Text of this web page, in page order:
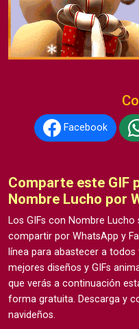
Facebook
Comparte este GIF
Nombre Lucho por
Los GIFs con Nombre
compartir por WhatsApp y
línea para abastecer a
mejores diseños y GIFs
que verás a continuación
forma gratuita. Descarga y
navideños.